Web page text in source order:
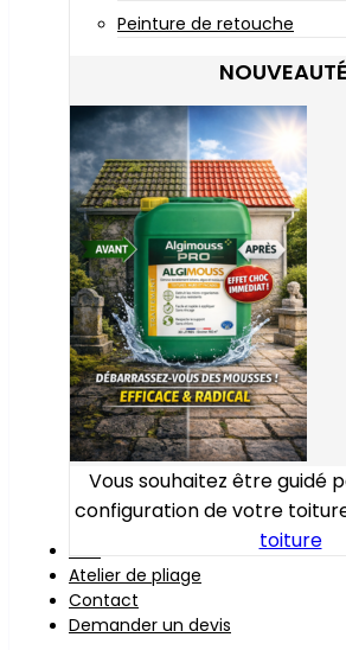
Peinture de retouche
Vous souhaitez être guidé
configuration de votre
toiture
Atelier de pliage
Contact
Demander un devis